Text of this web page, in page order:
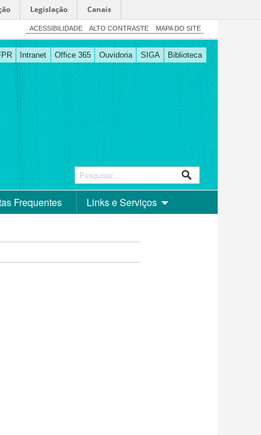
Legislação Canais
ACESSIBILIDADE ALTO CONTRASTE MAPA DO SITE
Intranet Office 365 Ouvidoria SIGA Biblioteca
Frequentes Links e Serviços